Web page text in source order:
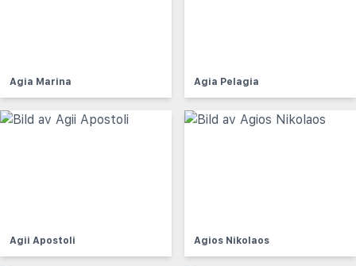
Agia Marina Agia Pelagia
Agii Apostoli Agios Nikolaos